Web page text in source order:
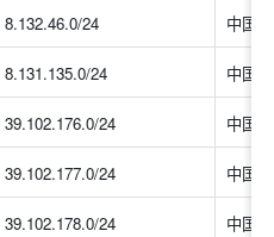
8.132.46.0/24 中国
8.131.135.0/24 中国
39.102.176.0/24 中国
39.102.177.0/24 中国
39.102.178.0/24 中国